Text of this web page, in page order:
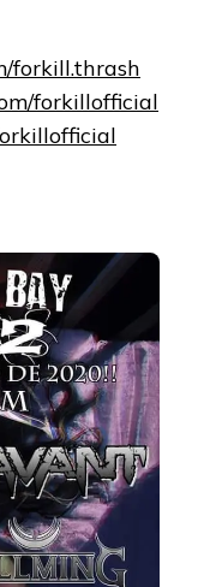
forkill.thrash
forkillofficial